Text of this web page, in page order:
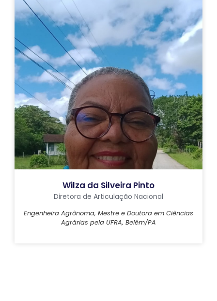
Wilza da Silveira Pinto
Diretora de Articulação Nacional
Engenheira Agrônoma, Mestre e Doutora em Ciências
Agrárias pela UFRA, Belém/PA